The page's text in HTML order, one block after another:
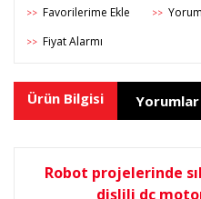
>> >>
>> Fiyat Alarmı
Ürün Bilgisi Yorumlar
Robot projelerinde
dişlili dc